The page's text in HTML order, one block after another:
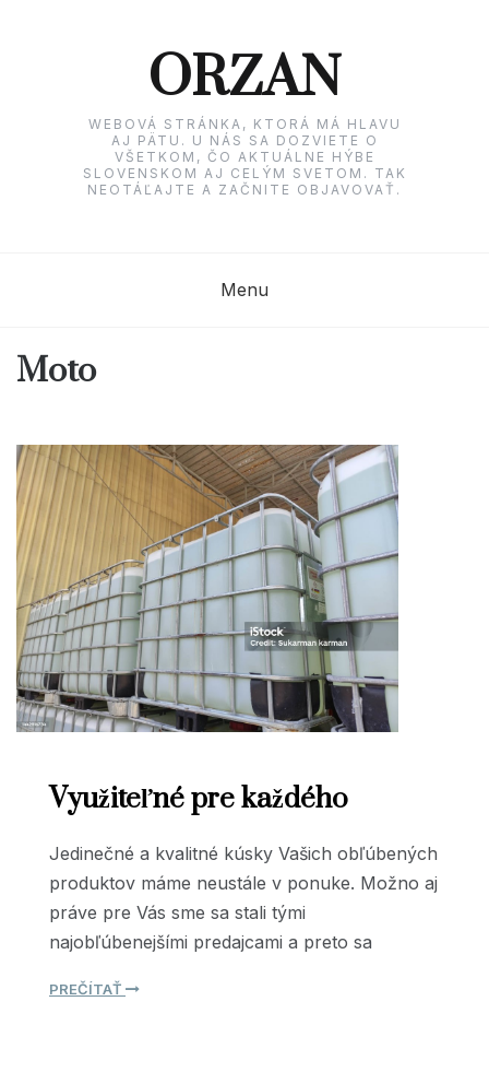
ORZAN
WEBOVÁ STRÁNKA, KTORÁ MÁ HLAVU
AJ PÄTU. U NÁS SA DOZVIETE O
VŠETKOM, ČO AKTUÁLNE HÝBE
SLOVENSKOM AJ CELÝM SVETOM. TAK
NEOTÁĽAJTE A ZAČNITE OBJAVOVAŤ.
Menu
Moto
Využiteľné pre každého
Jedinečné a kvalitné kúsky Vašich obľúbených
produktov máme neustále v ponuke. Možno aj
práve pre Vás sme sa stali tými
najobľúbenejšími predajcami a preto sa
PREČÍTAŤ